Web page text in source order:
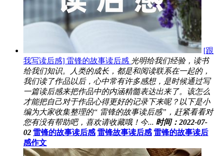
[跟
我写读后感] 雷锋的故事读后感 光明给我们经验，读书
给我们知识。人类的成长，都是和阅读联系在一起的，
我们读了作品以后，心中常有许多感想，是时候通过写
一篇读后感来把作品中的内涵精髓表达出来了。该怎么
才能把自己对于作品心得更好的记录下来呢？以下是小
编为大家收集整理的“ 雷锋的故事读后感”，赶紧看看对
您有没有帮助吧，喜欢请收藏哦！今... 时间：2022-07-
02 雷锋的故事读后感 雷锋故事读后感 雷锋的故事读后
感作文